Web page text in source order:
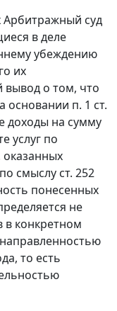
Арбитражный суд
в деле
убеждению
их
вывод о том, что
основании п. 1 ст.
доходы на сумму
услуг по
смыслу ст. 252
понесенных
не
в конкретном
то есть